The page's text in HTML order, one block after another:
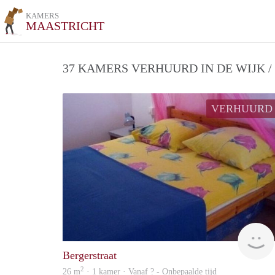
KAMERS
MAASTRICHT
37 KAMERS VERHUURD IN DE WIJK /
VERHUURD
Bergerstraat
26 m2 · 1 kamer · Vanaf ? - Onbepaalde tijd